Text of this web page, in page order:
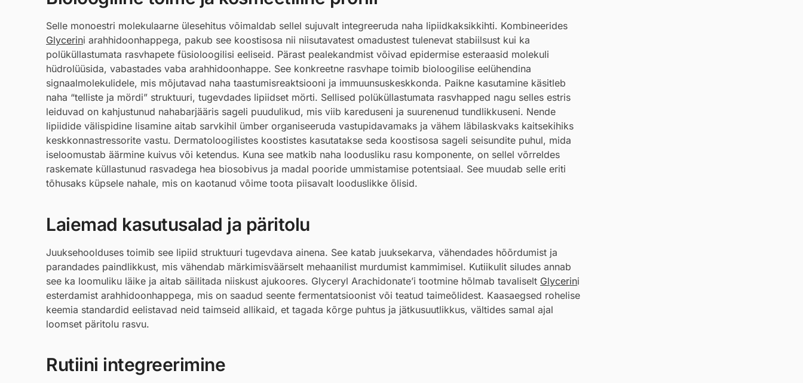
Selle monoestri molekulaarne ülesehitus võimaldab sellel sujuvalt integreeruda naha lipiidkaksikkihti. Kombineerides
Glycerini arahhidoonhappega, pakub see koostisosa nii niisutavatest omadustest tulenevat stabiilsust kui ka
polüküllastumata rasvhapete füsioloogilisi eeliseid. Pärast pealekandmist võivad epidermise esteraasid molekuli
hüdrolüüsida, vabastades vaba arahhidoonhappe. See konkreetne rasvhape toimib bioloogilise eelühendina
signaalmolekulidele, mis mõjutavad naha taastumisreaktsiooni ja immuunsuskeskkonda. Paikne kasutamine käsitleb
naha “telliste ja mördi” struktuuri, tugevdades lipiidset mörti. Sellised polüküllastumata rasvhapped nagu selles estris
leiduvad on kahjustunud nahabarjääris sageli puudulikud, mis viib kareduseni ja suurenenud tundlikkuseni. Nende
lipiidide välispidine lisamine aitab sarvkihil ümber organiseeruda vastupidavamaks ja vähem läbilaskvaks kaitsekihiks
keskkonnastressorite vastu. Dermatoloogilistes koostistes kasutatakse seda koostisosa sageli seisundite puhul, mida
iseloomustab äärmine kuivus või ketendus. Kuna see matkib naha loodusliku rasu komponente, on sellel võrreldes
raskemate küllastunud rasvadega hea biosobivus ja madal pooride ummistamise potentsiaal. See muudab selle eriti
tõhusaks küpsele nahale, mis on kaotanud võime toota piisavalt looduslikke õlisid.
Laiemad kasutusalad ja päritolu
Juuksehoolduses toimib see lipiid struktuuri tugevdava ainena. See katab juuksekarva, vähendades hõõrdumist ja
parandades paindlikkust, mis vähendab märkimisväärselt mehaanilist murdumist kammimisel. Kutiikulit siludes annab
see ka loomuliku läike ja aitab säilitada niiskust ajukoores. Glyceryl Arachidonate’i tootmine hõlmab tavaliselt Glycerini
esterdamist arahhidoonhappega, mis on saadud seente fermentatsioonist või teatud taimeõlidest. Kaasaegsed rohelise
keemia standardid eelistavad neid taimseid allikaid, et tagada kõrge puhtus ja jätkusuutlikkus, vältides samal ajal
loomset päritolu rasvu.
Rutiini integreerimine